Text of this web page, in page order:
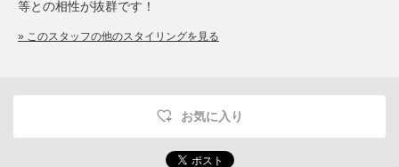
等との相性が抜群です！
» このスタッフの他のスタイリングを見る
お気に入り